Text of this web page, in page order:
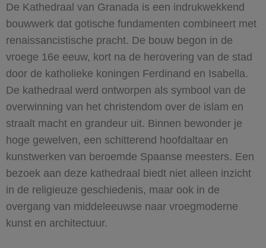
De Kathedraal van Granada is een indrukwekkend
bouwwerk dat gotische fundamenten combineert met
renaissancistische pracht. De bouw begon in de
vroege 16e eeuw, kort na de herovering van de stad
door de katholieke koningen Ferdinand en Isabella.
De kathedraal werd ontworpen als symbool van de
overwinning van het christendom over de islam en
straalt macht en grandeur uit. Binnen bewonder je
hoge gewelven, een schitterend hoofdaltaar en
kunstwerken van beroemde Spaanse meesters. Een
bezoek aan deze kathedraal biedt niet alleen inzicht
in de religieuze geschiedenis, maar ook in de
overgang van middeleeuwse naar vroegmoderne
kunst en architectuur.